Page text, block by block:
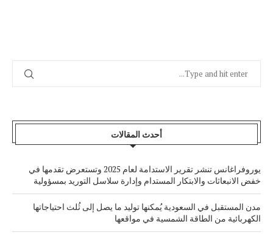
أحدث المقالات
يوروفراغانس تنشر تقرير الاستدامة لعام 2025 وتستعرض تقدمها في
خفض الانبعاثات والابتكار المستدام وإدارة سلاسل التوريد بمسؤولية
مدن المستقبل في السعودية يُمكنها توليد ما يصل إلى ثُلث احتياجاتها
الكهربائية من الطاقة الشمسية في مواقعها